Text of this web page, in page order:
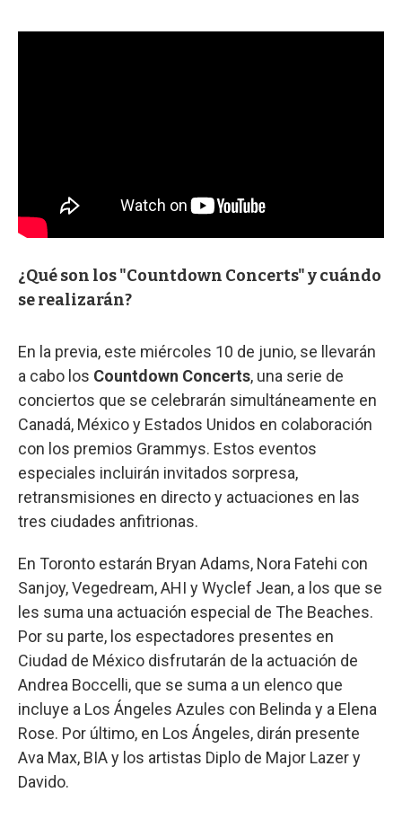
¿Qué son los "Countdown Concerts" y cuándo
se realizarán?
En la previa, este miércoles 10 de junio, se llevarán
a cabo los Countdown Concerts, una serie de
conciertos que se celebrarán simultáneamente en
Canadá, México y Estados Unidos en colaboración
con los premios Grammys. Estos eventos
especiales incluirán invitados sorpresa,
retransmisiones en directo y actuaciones en las
tres ciudades anfitrionas.
En Toronto estarán Bryan Adams, Nora Fatehi con
Sanjoy, Vegedream, AHI y Wyclef Jean, a los que se
les suma una actuación especial de The Beaches.
Por su parte, los espectadores presentes en
Ciudad de México disfrutarán de la actuación de
Andrea Boccelli, que se suma a un elenco que
incluye a Los Ángeles Azules con Belinda y a Elena
Rose. Por último, en Los Ángeles, dirán presente
Ava Max, BIA y los artistas Diplo de Major Lazer y
Davido.